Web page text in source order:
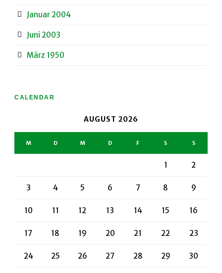
Januar 2004
Juni 2003
März 1950
CALENDAR
AUGUST 2026
M D M D F S S
1 2
3 4 5 6 7 8 9
10 11 12 13 14 15 16
17 18 19 20 21 22 23
24 25 26 27 28 29 30